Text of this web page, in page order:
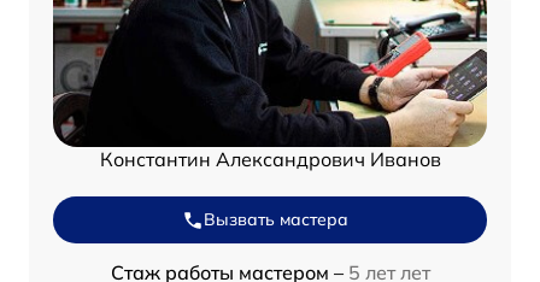
Константин Александрович Иванов
Вызвать мастера
Стаж работы мастером – 5 лет лет